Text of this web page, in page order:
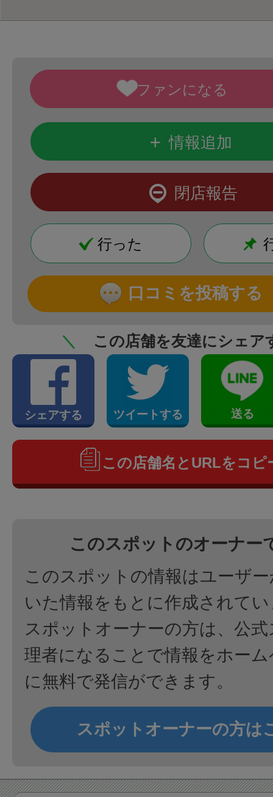
+ 情報追加
閉店報告
行った
口コミを投稿する
＼ この店舗を友達にシェア
シェアする ツイートする 送る
この店舗名とURLをコピ
このスポットのオーナー
このスポットの情報はユーザ
いた情報をもとに作成されて
スポットオーナーの方は、公
理者になることで情報をホー
に無料で発信ができます。
スポットオーナーの方は